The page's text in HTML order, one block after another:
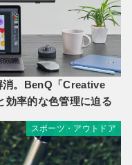
消。BenQ「Creative
効率的な色管理に迫る
スポーツ・アウトドア